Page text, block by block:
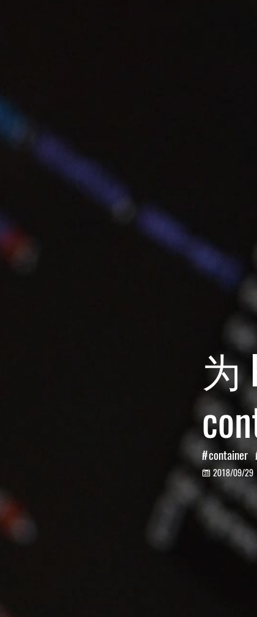
为
container
 2018/09/29